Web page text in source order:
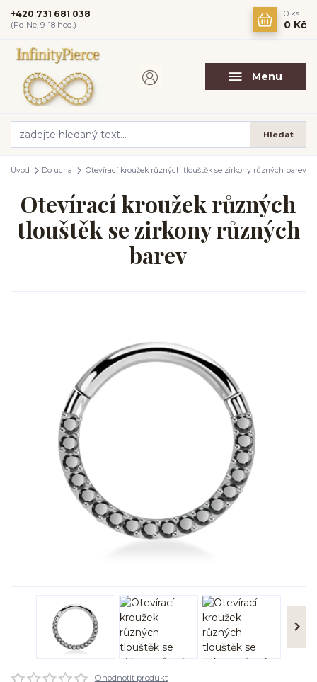
Menu
Hledat
+420 731 681 038
(Po-Ne, 9-18 hod.)
0 ks
0 Kč
Úvod Do ucha Otevírací kroužek různých tlouštěk se zirkony různých barev
Otevírací kroužek různých
tlouštěk se zirkony různých
barev
Ohodnotit produkt